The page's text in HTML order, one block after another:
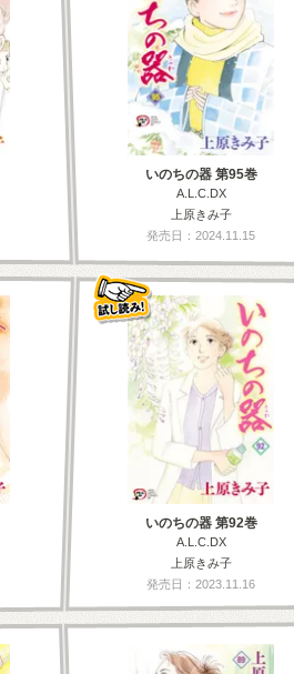
いのちの器 第95巻
A.L.C.DX
上原きみ子
発売日：2024.11.15
いのちの器 第92巻
A.L.C.DX
上原きみ子
発売日：2023.11.16